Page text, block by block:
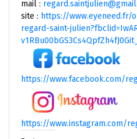
mail :
site : https://
regard-saint-
https://www.facebook.com/
https://www.instagram.com/